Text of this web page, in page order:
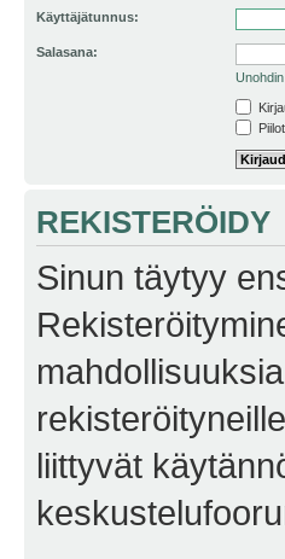
Käyttäjätunnus:
Salasana:
REKISTERÖIDY
Sinun täytyy
liittyvät